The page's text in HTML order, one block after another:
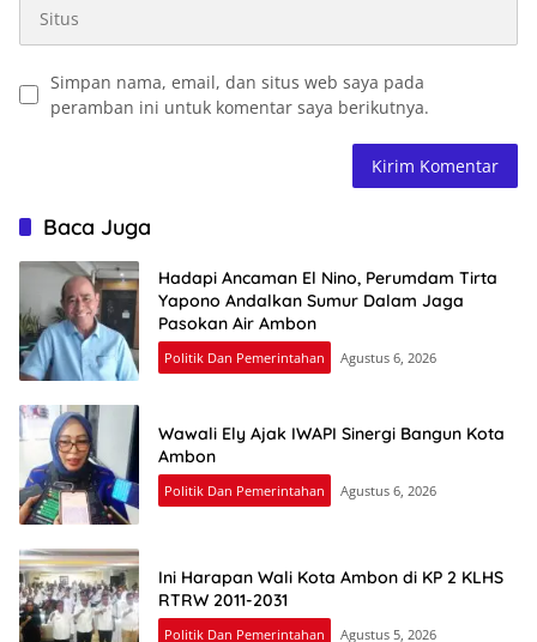
Simpan nama, email, dan situs web saya pada
peramban ini untuk komentar saya berikutnya.
Baca Juga
Hadapi Ancaman El Nino, Perumdam Tirta
Yapono Andalkan Sumur Dalam Jaga
Pasokan Air Ambon
Politik Dan Pemerintahan Agustus 6, 2026
Wawali Ely Ajak IWAPI Sinergi Bangun Kota
Ambon
Politik Dan Pemerintahan Agustus 6, 2026
Ini Harapan Wali Kota Ambon di KP 2 KLHS
RTRW 2011-2031
Politik Dan Pemerintahan Agustus 5, 2026